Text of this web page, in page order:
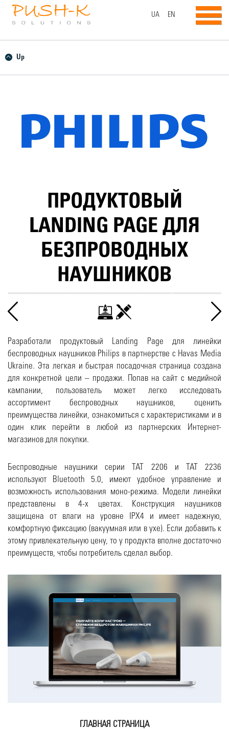
UA EN
Up
ПРОДУКТОВЫЙ
LANDING PAGE ДЛЯ
БЕЗПРОВОДНЫХ
НАУШНИКОВ
Разработали продуктовый Landing Page для линейки
беспроводных наушников Philips в партнерстве с Havas Media
Ukraine. Эта легкая и быстрая посадочная страница создана
для конкретной цели – продажи. Попав на сайт с медийной
кампании, пользователь может легко исследовать
ассортимент беспроводных наушников, оценить
преимущества линейки, ознакомиться с характеристиками и в
один клик перейти в любой из партнерских Интернет-
магазинов для покупки.
Беспроводные наушники серии TAT 2206 и TAT 2236
используют Bluetooth 5.0, имеют удобное управление и
возможность использования моно-режима. Модели линейки
представлены в 4-х цветах. Конструкция наушников
защищена от влаги на уровне IPX4 и имеет надежную,
комфортную фиксацию (вакуумная или в ухе). Если добавить к
этому привлекательную цену, то у продукта вполне достаточно
преимуществ, чтобы потребитель сделал выбор.
ГЛАВНАЯ СТРАНИЦА